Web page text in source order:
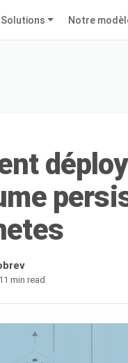
Solutions Notre
min read